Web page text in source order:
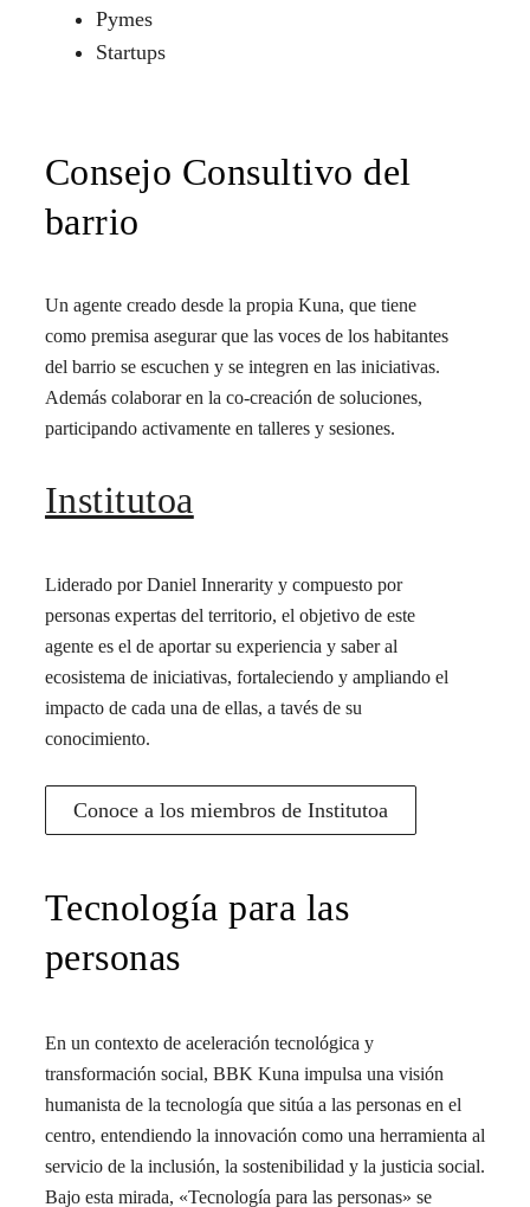
Pymes
Startups
Consejo Consultivo del
barrio
Un agente creado desde la propia Kuna, que tiene
como premisa asegurar que las voces de los habitantes
del barrio se escuchen y se integren en las iniciativas.
Además colaborar en la co-creación de soluciones,
participando activamente en talleres y sesiones.
Institutoa
Liderado por Daniel Innerarity y compuesto por
personas expertas del territorio, el objetivo de este
agente es el de aportar su experiencia y saber al
ecosistema de iniciativas, fortaleciendo y ampliando el
impacto de cada una de ellas, a tavés de su
conocimiento.
Conoce a los miembros de Institutoa
Tecnología para las
personas
En un contexto de aceleración tecnológica y
transformación social, BBK Kuna impulsa una visión
humanista de la tecnología que sitúa a las personas en el
centro, entendiendo la innovación como una herramienta al
servicio de la inclusión, la sostenibilidad y la justicia social.
Bajo esta mirada, «Tecnología para las personas» se